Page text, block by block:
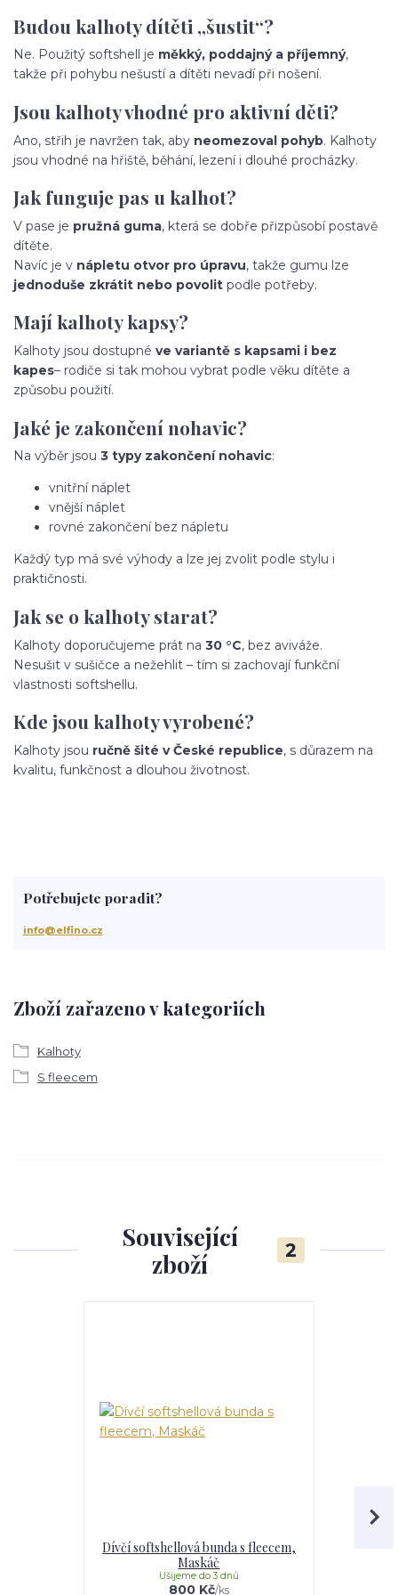
Budou kalhoty dítěti „šustit“?
Ne. Použitý softshell je měkký, poddajný a příjemný,
takže při pohybu nešustí a dítěti nevadí při nošení.
Jsou kalhoty vhodné pro aktivní děti?
Ano, střih je navržen tak, aby neomezoval pohyb. Kalhoty
jsou vhodné na hřiště, běhání, lezení i dlouhé procházky.
Jak funguje pas u kalhot?
V pase je pružná guma, která se dobře přizpůsobí postavě
dítěte.
Navíc je v nápletu otvor pro úpravu, takže gumu lze
jednoduše zkrátit nebo povolit podle potřeby.
Mají kalhoty kapsy?
Kalhoty jsou dostupné ve variantě s kapsami i bez
kapes– rodiče si tak mohou vybrat podle věku dítěte a
způsobu použití.
Jaké je zakončení nohavic?
Na výběr jsou 3 typy zakončení nohavic:
vnitřní náplet
vnější náplet
rovné zakončení bez nápletu
Každý typ má své výhody a lze jej zvolit podle stylu i
praktičnosti.
Jak se o kalhoty starat?
Kalhoty doporučujeme prát na 30 °C, bez aviváže.
Nesušit v sušičce a nežehlit – tím si zachovají funkční
vlastnosti softshellu.
Kde jsou kalhoty vyrobené?
Kalhoty jsou ručně šité v České republice, s důrazem na
kvalitu, funkčnost a dlouhou životnost.
Zboží zařazeno v kategoriích
Kalhoty
S fleecem
Potřebujete poradit?
info@elfino.cz
Související
zboží
2
Dívčí softshellová bunda s fleecem,
Maskáč
800 Kč/ks
Ušijeme do 3 dnů